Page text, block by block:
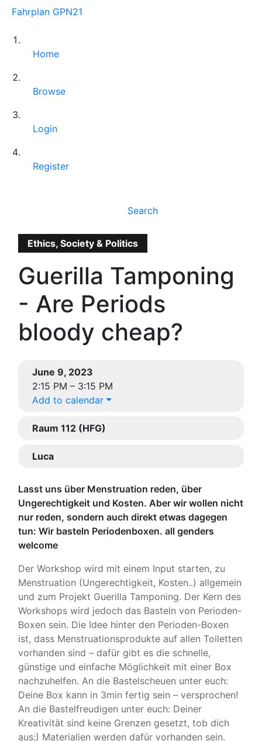
Fahrplan GPN21
Home
Browse
Login
Register
Search
Ethics, Society & Politics
Guerilla Tamponing
- Are Periods
bloody cheap?
June 9, 2023
2:15 PM – 3:15 PM
Add to calendar
Raum 112 (HFG)
Luca
Lasst uns über Menstruation reden, über
Ungerechtigkeit und Kosten. Aber wir wollen nicht
nur reden, sondern auch direkt etwas dagegen
tun: Wir basteln Periodenboxen. all genders
welcome
Der Workshop wird mit einem Input starten, zu
Menstruation (Ungerechtigkeit, Kosten..) allgemein
und zum Projekt Guerilla Tamponing. Der Kern des
Workshops wird jedoch das Basteln von Perioden-
Boxen sein. Die Idee hinter den Perioden-Boxen
ist, dass Menstruationsprodukte auf allen Toiletten
vorhanden sind – dafür gibt es die schnelle,
günstige und einfache Möglichkeit mit einer Box
nachzuhelfen. An die Bastelscheuen unter euch:
Deine Box kann in 3min fertig sein – versprochen!
An die Bastelfreudigen unter euch: Deiner
Kreativität sind keine Grenzen gesetzt, tob dich
aus;) Materialien werden dafür vorhanden sein.